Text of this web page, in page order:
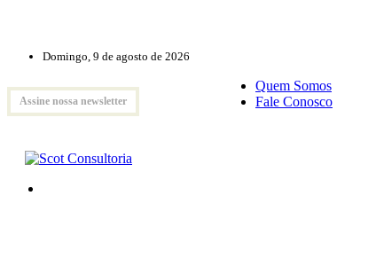
Domingo, 9 de agosto de 2026
Assine nossa newsletter
Quem Somos
Fale Conosco